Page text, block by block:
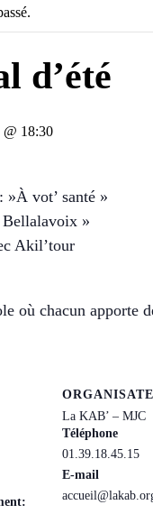
d’été
18:30
»À vot’ santé »
»
Akil’tour
où chacun apporte
La KAB’ – MJC
Téléphone
01.39.18.45.15
E-mail